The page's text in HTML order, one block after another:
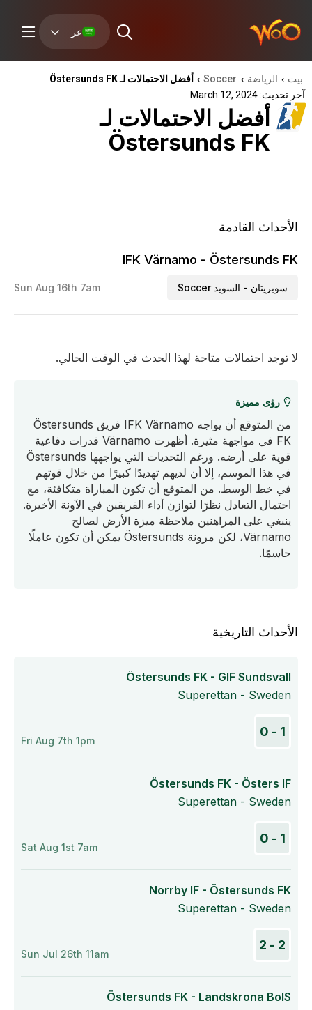
عر
بيت › الرياضة ›
Soccer
› أفضل الاحتمالات لـ Östersunds FK
آخر تحديث: March 12, 2024
أفضل الاحتمالات لـ
Östersunds FK
الأحداث القادمة
IFK Värnamo - Östersunds FK
سوبريتان - السويد Soccer Sun Aug 16th 7am
لا توجد احتمالات متاحة لهذا الحدث في الوقت الحالي.
رؤى مميزة
من المتوقع أن يواجه IFK Värnamo فريق Östersunds
FK في مواجهة مثيرة. أظهرت Värnamo قدرات دفاعية
قوية على أرضه. ورغم التحديات التي يواجهها Östersunds
في هذا الموسم، إلا أن لديهم تهديدًا كبيرًا من خلال قوتهم
في خط الوسط. من المتوقع أن تكون المباراة متكافئة، مع
احتمال التعادل نظرًا لتوازن أداء الفريقين في الآونة الأخيرة.
ينبغي على المراهنين ملاحظة ميزة الأرض لصالح
Värnamo، لكن مرونة Östersunds يمكن أن تكون عاملًا
حاسمًا.
الأحداث التاريخية
Östersunds FK - GIF Sundsvall
Superettan - Sweden
Fri Aug 7th 1pm
Östersunds FK - Östers IF
Superettan - Sweden
Sat Aug 1st 7am
Norrby IF - Östersunds FK
Superettan - Sweden
2 - 2
Sun Jul 26th 11am
Östersunds FK - Landskrona BoIS